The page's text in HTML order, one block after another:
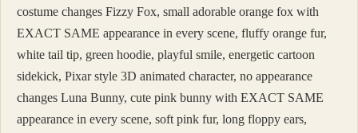
costume changes Fizzy Fox, small adorable orange fox with
EXACT SAME appearance in every scene, fluffy orange fur,
white tail tip, green hoodie, playful smile, energetic cartoon
sidekick, Pixar style 3D animated character, no appearance
changes Luna Bunny, cute pink bunny with EXACT SAME
appearance in every scene, soft pink fur, long floppy ears,